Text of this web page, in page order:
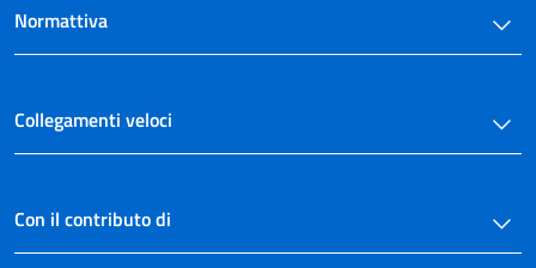
30
33
34
Normattiva
Collegamenti veloci
Con il contributo di